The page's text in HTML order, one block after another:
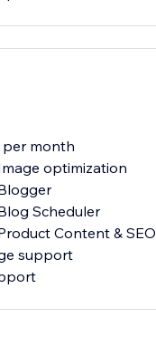
per month
optimization
Scheduler
Content & SEO
support